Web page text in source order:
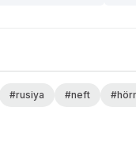
#rusiya #neft